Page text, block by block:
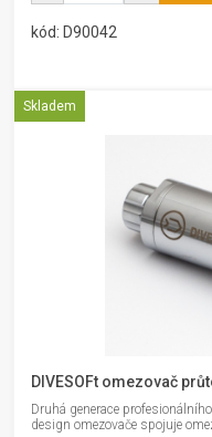
kód: D90042
Skladem
DIVESOFt omezovač
Druhá generace
design omezovače spojuje